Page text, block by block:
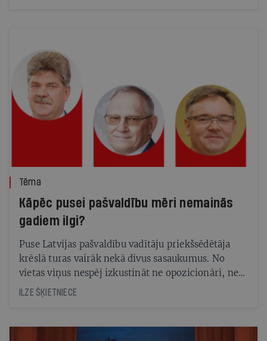
Tēma
Kāpēc pusei pašvaldību mēri nemainās
gadiem ilgi?
Puse Latvijas pašvaldību vadītāju priekšsēdētāja
krēslā turas vairāk nekā divus sasaukumus. No
vietas viņus nespēj izkustināt ne opozicionāri, ne
reģionālās reformas. Kā tas ietekmē ekonomisko
attīstību?
ILZE ŠĶIETNIECE